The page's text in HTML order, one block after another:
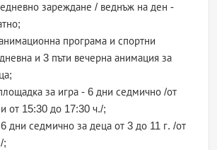
зареждане / веднъж на ден -
програма и спортни
и 3 пъти вечерна анимация за
за игра - 6 дни седмично /от
от 15:30 до 17:30 ч./;
дни седмично за деца от 3 до 11 г. /от
;